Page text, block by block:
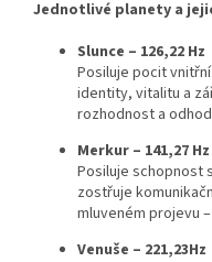
Jednotlivé planety a
Slunce – 126,22 Hz
Posiluje pocit
identity, vitalitu a
rozhodnost a
Merkur – 141,27 Hz
Posiluje schopnost
zostřuje
mluveném projevu
Venuše – 221,23Hz